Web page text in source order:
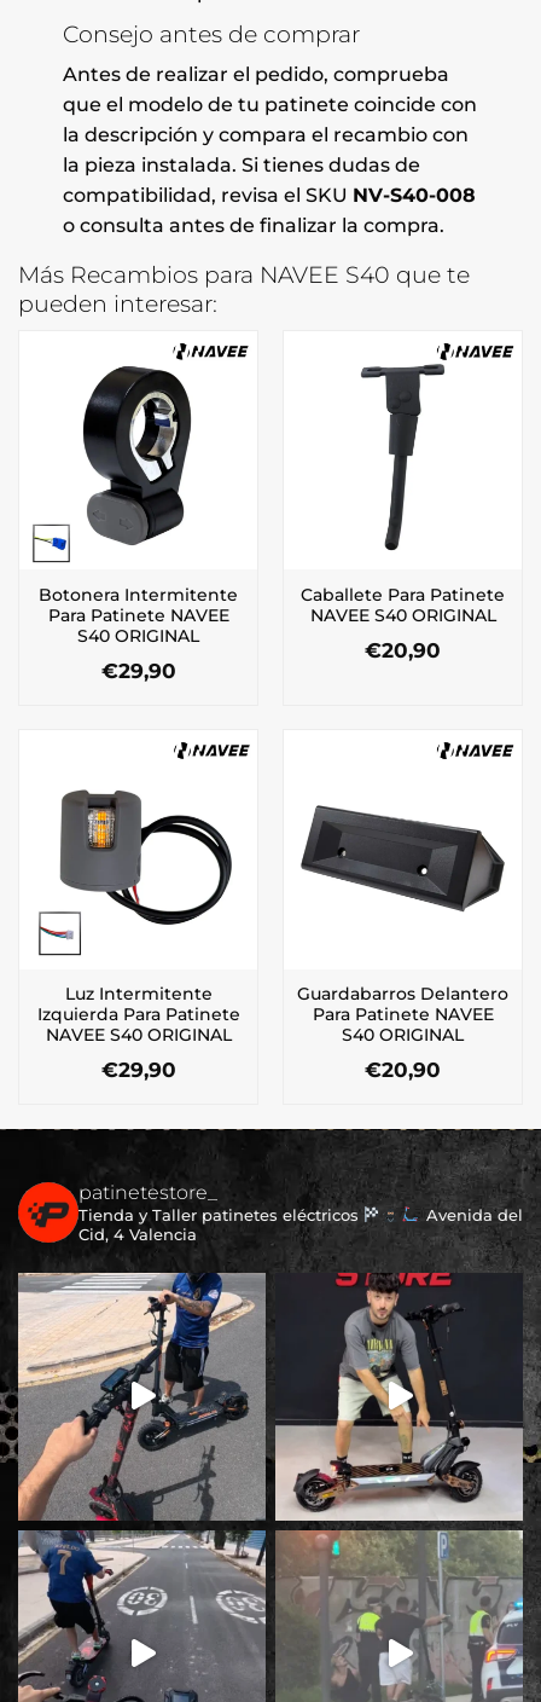
Consejo antes de comprar
Antes de realizar el pedido, comprueba
que el modelo de tu patinete coincide con
la descripción y compara el recambio con
la pieza instalada. Si tienes dudas de
compatibilidad, revisa el SKU NV-S40-008
o consulta antes de finalizar la compra.
Más Recambios para NAVEE S40 que te
pueden interesar:
Botonera Intermitente
Para Patinete NAVEE
S40 ORIGINAL
€29,90
Caballete Para Patinete
NAVEE S40 ORIGINAL
€20,90
Luz Intermitente
Izquierda Para Patinete
NAVEE S40 ORIGINAL
€29,90
Guardabarros Delantero
Para Patinete NAVEE
S40 ORIGINAL
€20,90
patinetestore_
Tienda y Taller patinetes eléctricos
Avenida del
Cid, 4 Valencia